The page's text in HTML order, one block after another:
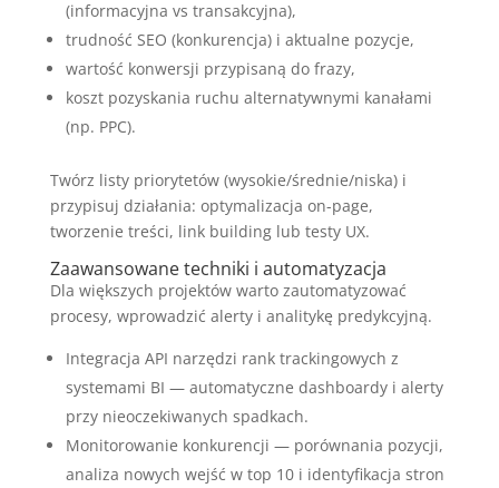
(informacyjna vs transakcyjna),
trudność SEO (konkurencja) i aktualne pozycje,
wartość konwersji przypisaną do frazy,
koszt pozyskania ruchu alternatywnymi kanałami
(np. PPC).
Twórz listy priorytetów (wysokie/średnie/niska) i
przypisuj działania: optymalizacja on-page,
tworzenie treści, link building lub testy UX.
Zaawansowane techniki i automatyzacja
Dla większych projektów warto zautomatyzować
procesy, wprowadzić alerty i analitykę predykcyjną.
Integracja API narzędzi rank trackingowych z
systemami BI — automatyczne dashboardy i alerty
przy nieoczekiwanych spadkach.
Monitorowanie konkurencji — porównania pozycji,
analiza nowych wejść w top 10 i identyfikacja stron